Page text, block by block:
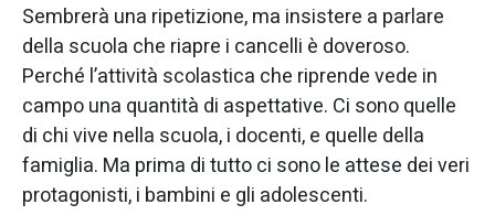
Sembrerà una ripetizione, ma insistere a parlare
della scuola che riapre i cancelli è doveroso.
Perché l’attività scolastica che riprende vede in
campo una quantità di aspettative. Ci sono quelle
di chi vive nella scuola, i docenti, e quelle della
famiglia. Ma prima di tutto ci sono le attese dei veri
protagonisti, i bambini e gli adolescenti.